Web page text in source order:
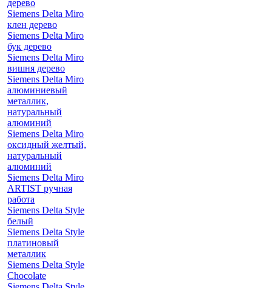
дерево
Siemens Delta Miro
клен дерево
Siemens Delta Miro
бук дерево
Siemens Delta Miro
вишня дерево
Siemens Delta Miro
алюминиевый
металлик,
натуральный
алюминий
Siemens Delta Miro
оксидный желтый,
натуральный
алюминий
Siemens Delta Miro
ARTIST ручная
работа
Siemens Delta Style
белый
Siemens Delta Style
платиновый
металлик
Siemens Delta Style
Chocolate